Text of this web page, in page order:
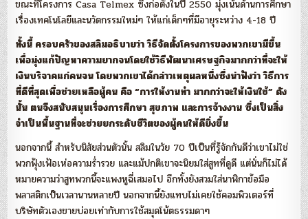
ขณะที่โครงการ Casa Telmex ซึ่งก่อตั้งในปี 2550 มุ่งเน้นด้านการศึกษา
เรื่องเทคโนโลยีและนวัตกรรมใหม่ๆ ให้แก่เด็กๆที่มีอายุระหว่าง 4-18 ปี
ทั้งนี้ ครอบครัวของสลิมอธิบายว่า วิธีจัดตั้งโครงการของพวกเขามีขึ้น
เพื่อมุ่งแก้ปัญหาความยากจนโดยใช้วิธีพัฒนาเศรษฐกิจมากกว่าที่จะให้
เงินบริจาคแก่คนจน โดยพวกเขาได้กล่าวเหตุผลหนึ่งซึ่งน่าฟังว่า วิธีการ
ที่ดีที่สุดเพื่อช่วยเหลือผู้คน คือ “การให้งานทำ มากกว่าจะให้เงินใช้” ดัง
นั้น ตนจึงสนับสนุนเรื่องการศึกษา สุขภาพ และการจ้างงาน ซึ่งเป็นสิ่ง
จำเป็นพื้นฐานที่จะช่วยยกระดับชีวิตของผู้คนให้ดียิ่งขึ้น
นอกจากนี้ สำหรับนิสัยส่วนตัวนั้น สลิมในวัย 70 ปีเป็นที่รู้จักกันดีว่าเขาไม่ใช่
พวกฟุ้งเฟ้อเห่อความร่ำรวย และแม้ปกติเขาจะนิยมใส่สูทที่ดูดี แต่นั่นก็ไม่ได้
หมายความว่าสูทพวกนี้จะแพงหูฉี่เสมอไป อีกทั้งยังสวมใส่นาฬิกาข้อมือ
พลาสติกเป็นเวลานานหลายปี นอกจากนี้ยังแทบไม่เคยใช้คอมพิวเตอร์ที่
บริษัทตัวเองขายบ่อยเท่ากับการใช้สมุดโน้ตธรรมดาๆ